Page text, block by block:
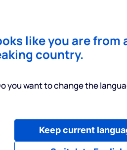
to check
browse.
Послуги
Українська
like you are from
country.
you want to change the
Keep current